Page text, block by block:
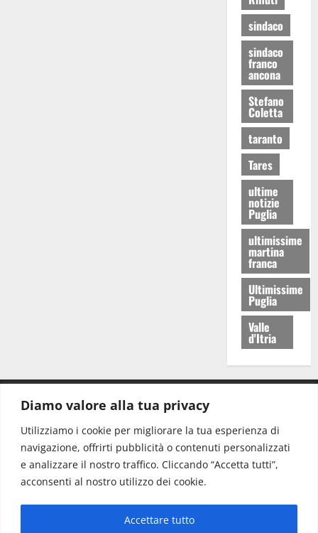
Diamo valore alla tua privacy
Utilizziamo i cookie per migliorare la tua esperienza di
navigazione, offrirti pubblicità o contenuti personalizzati
e analizzare il nostro traffico. Cliccando “Accetta tutti”,
acconsenti al nostro utilizzo dei cookie.
Accettare tutto
sindaco
sindaco
franco
ancona
Stefano
Coletta
taranto
Tares
ultime
notizie
Puglia
ultimissime
martina
franca
Ultimissime
Puglia
Valle
d'Itria
Redazione: redazione@www.martinasera.it
Direttore:direttore@www.martinasera.it
Info & Commerciale:info@www.martinasera.it